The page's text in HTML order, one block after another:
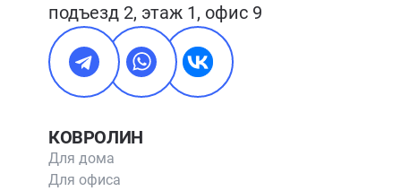
подъезд 2, этаж 1, офис 9
КОВРОЛИН
Для дома
Для офиса